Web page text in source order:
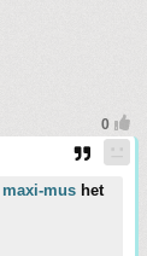
maxi-mus het